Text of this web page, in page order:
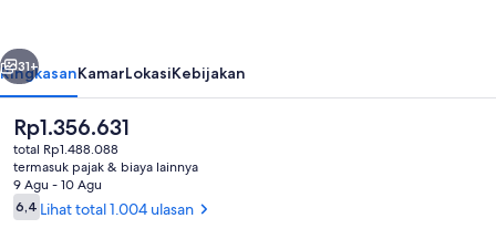
Verde
Area
Berikutnya
31+
RingkasanKamarLokasiKebijakan
Harga
saat
ini
Rp1.356.631
Rp1.356.631
total Rp1.488.088
termasuk pajak & biaya lainnya
9 Agu - 10 Agu
Ulasan
6,46,4 dari 10
Lihat total 1.004 ulasan